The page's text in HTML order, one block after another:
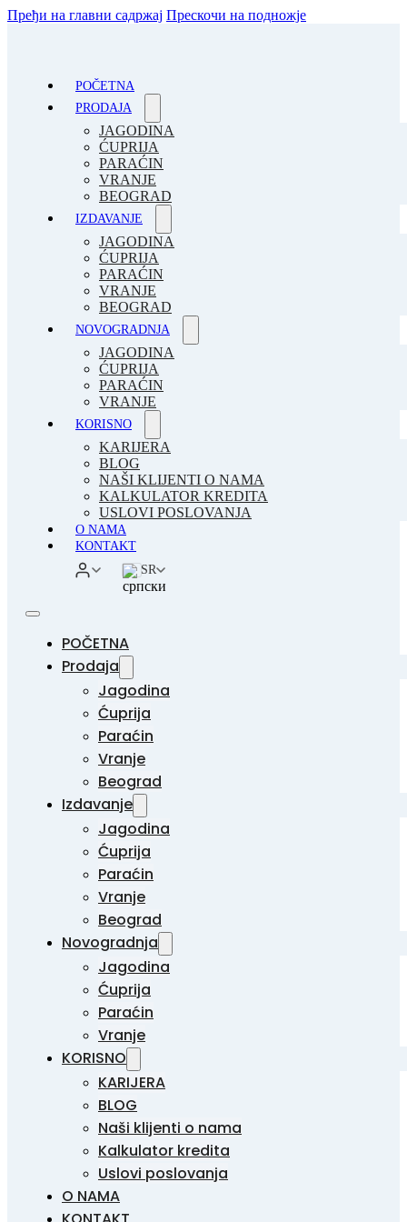
Пређи на главни садржај Прескочи на подножје
POČETNA
PRODAJA
JAGODINA
ĆUPRIJA
PARAĆIN
VRANJE
BEOGRAD
IZDAVANJE
JAGODINA
ĆUPRIJA
PARAĆIN
VRANJE
BEOGRAD
NOVOGRADNJA
JAGODINA
ĆUPRIJA
PARAĆIN
VRANJE
KORISNO
KARIJERA
BLOG
NAŠI KLIJENTI O NAMA
KALKULATOR KREDITA
USLOVI POSLOVANJA
O NAMA
KONTAKT
SR
POČETNA
Prodaja
Jagodina
Ćuprija
Paraćin
Vranje
Beograd
Izdavanje
Jagodina
Ćuprija
Paraćin
Vranje
Beograd
Novogradnja
Jagodina
Ćuprija
Paraćin
Vranje
KORISNO
KARIJERA
BLOG
Naši klijenti o nama
Kalkulator kredita
Uslovi poslovanja
O NAMA